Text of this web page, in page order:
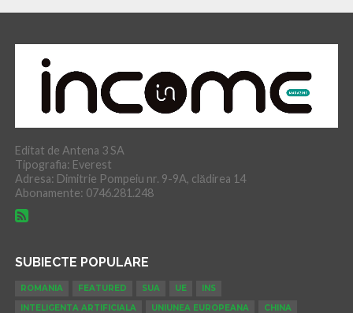
Editat de Antena 3 SA
Tipografia: Everest
Adresa: Dimitrie Pompeiu nr. 9-9A, clădirea 14
Abonamente: 0746.281.248
SUBIECTE POPULARE
ROMANIA FEATURED SUA UE
INS
INTELIGENTA ARTIFICIALA
UNIUNEA EUROPEANA CHINA